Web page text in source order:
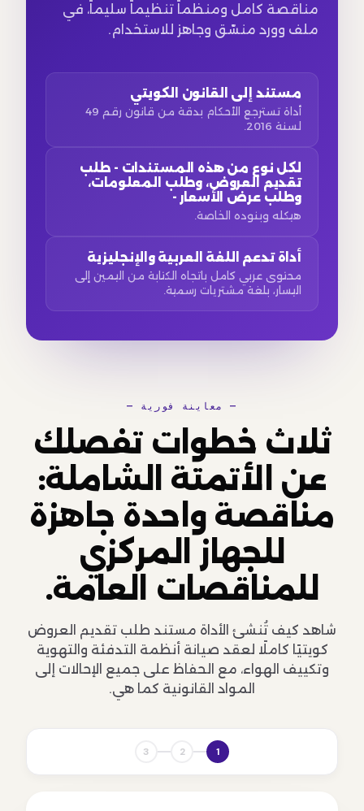
مناقصة كامل ومنظماً تنظيماً سليماً، في
ملف وورد منسّق وجاهز للاستخدام.
مستند إلى القانون الكويتي
أداة تسترجع الأحكام بدقة من قانون رقم 49
لسنة 2016.
لكل نوع من هذه المستندات - طلب
تقديم العروض، وطلب المعلومات،
وطلب عرض الأسعار -
هيكله وبنوده الخاصة.
أداة تدعم اللغة العربية والإنجليزية
محتوى عربي كامل باتجاه الكتابة من اليمين إلى
اليسار، بلغة مشتريات رسمية.
— معاينة فورية —
ثلاث خطوات تفصلك
عن الأتمتة الشاملة:
مناقصة واحدة جاهزة
للجهاز المركزي
للمناقصات العامة.
شاهد كيف تُنشئ الأداة مستند طلب تقديم العروض
كويتيًا كاملًا لعقد صيانة أنظمة التدفئة والتهوية
وتكييف الهواء، مع الحفاظ على جميع الإحالات إلى
المواد القانونية كما هي.
1
2
3